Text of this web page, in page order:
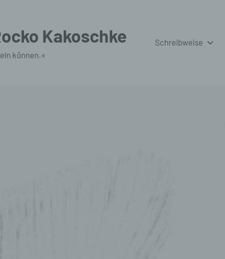
Kakoschke
können.«
Schreibweise